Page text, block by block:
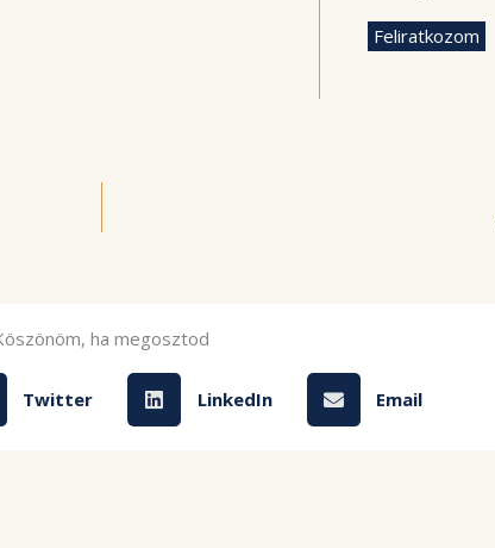
ha megosztod
Twitter LinkedIn Email